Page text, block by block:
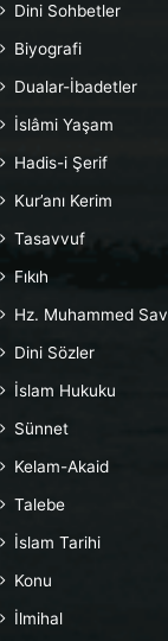
Dini Sohbetler
Biyografi
Dualar-İbadetler
İslâmi Yaşam
Hadis-i Şerif
Kur’anı Kerim
Tasavvuf
Fıkıh
Hz. Muhammed Sav
Dini Sözler
İslam Hukuku
Sünnet
Kelam-Akaid
Talebe
İslam Tarihi
Konu
İlmihal